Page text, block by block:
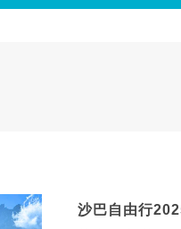
沙巴自由行